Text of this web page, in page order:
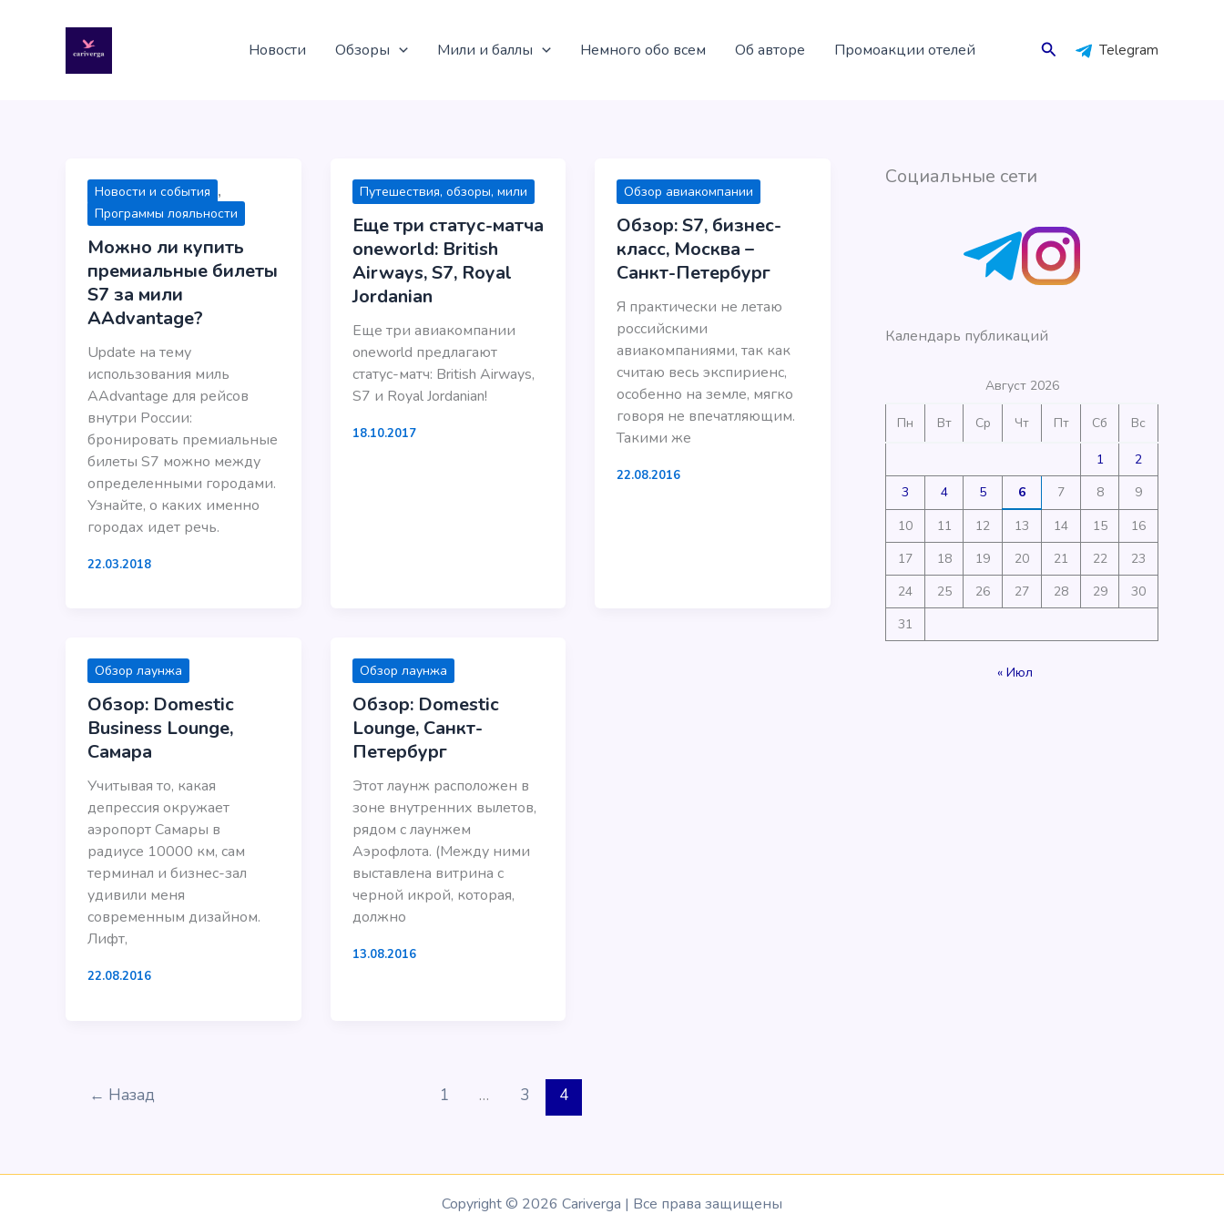
содержимому
Новости Обзоры Мили и баллы Немного обо всем Об авторе Промоакции отелей Поиск Telegram
Новости и события ,
Программы лояльности
Можно ли купить
премиальные билеты
S7 за мили
AAdvantage?
Update на тему
использования миль
AAdvantage для рейсов
внутри России:
бронировать премиальные
билеты S7 можно между
определенными городами.
Узнайте, о каких именно
городах идет речь.
22.03.2018
Путешествия, обзоры, мили
Еще три статус-матча
oneworld: British
Airways, S7, Royal
Jordanian
Еще три авиакомпании
oneworld предлагают
статус-матч: British Airways,
S7 и Royal Jordanian!
18.10.2017
Обзор авиакомпании
Обзор: S7, бизнес-
класс, Москва –
Санкт-Петербург
Я практически не летаю
российскими
авиакомпаниями, так как
считаю весь экспириенс,
особенно на земле, мягко
говоря не впечатляющим.
Такими же
22.08.2016
Обзор лаунжа
Обзор: Domestic
Business Lounge,
Самара
Учитывая то, какая
депрессия окружает
аэропорт Самары в
радиусе 10000 км, сам
терминал и бизнес-зал
удивили меня
современным дизайном.
Лифт,
22.08.2016
Обзор лаунжа
Обзор: Domestic
Lounge, Санкт-
Петербург
Этот лаунж расположен в
зоне внутренних вылетов,
рядом с лаунжем
Аэрофлота. (Между ними
выставлена витрина с
черной икрой, которая,
должно
13.08.2016
← Назад 1 … 3 4
Социальные сети
Календарь публикаций
Август 2026
Пн Вт Ср Чт Пт Сб Вс
1
2
3
4 5 6 7 8
9
10
11 12 13 14 15
16
17
18 19 20 21 22
23
24
25 26 27 28 29
30
31
« Июл
Copyright © 2026 Cariverga | Все права защищены